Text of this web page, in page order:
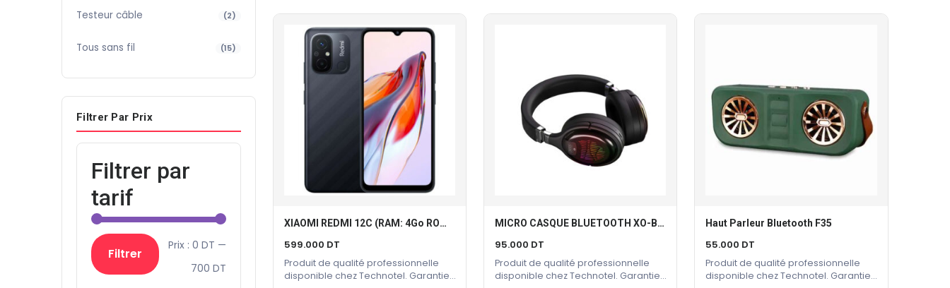
Testeur câble (2)
Tous sans fil (15)
Filtrer Par Prix
Filtrer par
tarif
Prix
min
Prix
max
Filtrer
Prix : 0 DT —
700 DT
Ajouter Au Panier XIAOMI REDMI 12C (RAM: 4Go ROM: 128Go)
599.000 DT
Produit de qualité professionnelle
disponible chez Technotel. Garantie
Ajouter Au Panier MICRO CASQUE BLUETOOTH XO-BE18
95.000 DT
Produit de qualité professionnelle
disponible chez Technotel. Garantie
Ajouter Au Panier
Haut Parleur Bluetooth F35
55.000 DT
Produit de qualité professionnelle
disponible chez Technotel. Garantie